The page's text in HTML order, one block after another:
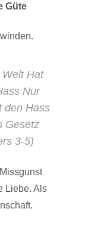
Güte
Hat
Nur
den Hass
Gesetz
3-5)
Liebe. Als